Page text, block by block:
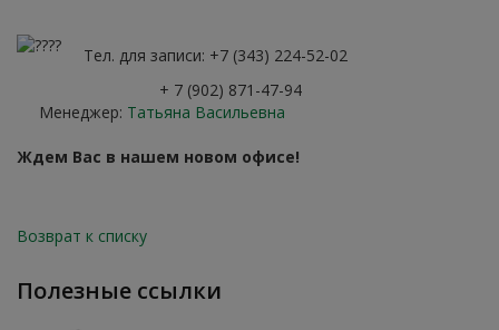
Тел. для записи: +7 (343) 224-52-02
+ 7 (902) 871-47-94
Менеджер: Татьяна Васильевна
Ждем Вас в нашем новом офисе!
Возврат к списку
полезные ссылки